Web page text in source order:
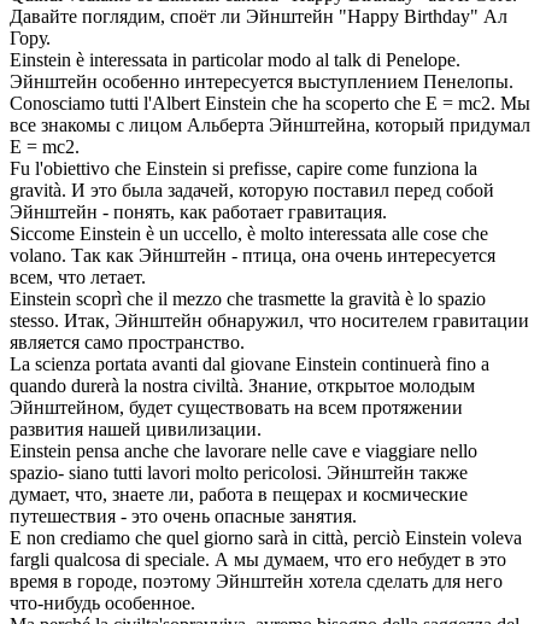
Давайте поглядим, споёт ли Эйнштейн "Happy Birthday" Ал
Гору.
Einstein è interessata in particolar modo al talk di Penelope.
Эйнштейн особенно интересуется выступлением Пенелопы.
Conosciamo tutti l'AlbertEinstein che ha scoperto che E = mc2. Мы
все знакомы с лицом Альберта Эйнштейна, который придумал
E = mc2.
Fu l'obiettivo che Einstein si prefisse, capire come funziona la
gravità. И это была задачей, которую поставил перед собой
Эйнштейн - понять, как работает гравитация.
Siccome Einstein è un uccello, è molto interessata alle cose che
volano. Так как Эйнштейн - птица, она очень интересуется
всем, что летает.
Einstein scoprì che il mezzo che trasmette la gravità è lo spazio
stesso. Итак, Эйнштейн обнаружил, что носителем гравитации
является само пространство.
La scienza portata avanti dal giovane Einstein continuerà fino a
quando durerà la nostra civiltà. Знание, открытое молодым
Эйнштейном, будет существовать на всем протяжении
развития нашей цивилизации.
Einstein pensa anche che lavorare nelle cave e viaggiare nello
spazio- siano tutti lavori molto pericolosi. Эйнштейн также
думает, что, знаете ли, работа в пещерах и космические
путешествия - это очень опасные занятия.
E non crediamo che quel giorno sarà in città, perciò Einstein voleva
fargli qualcosa di speciale. А мы думаем, что его небудет в это
время в городе, поэтому Эйнштейн хотела сделать для него
что-нибудь особенное.